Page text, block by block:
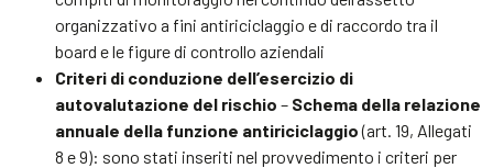
organizzativo a fini antiriciclaggio e di raccordo tra il
board e le figure di controllo aziendali
Criteri di conduzione dell’esercizio di
autovalutazione del rischio – Schema della relazione
annuale della funzione antiriciclaggio(art. 19, Allegati
8 e 9): sono stati inseriti nel provvedimento i criteri per